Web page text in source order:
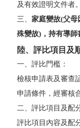
及有效證明文件者。
三、 家庭變故(父母
殊變故)，持有導師
陸、評比項目及
一、評比門檻：
檢核申請表及審查
申請條件，經審核
二、評比項目及配
評比項目內容及配